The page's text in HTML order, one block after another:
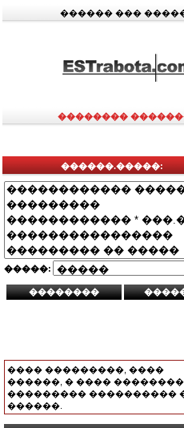
������ ���
��������
������.�����:
�����:
���� ���������, ����
������, � ����
��������� ����������
������.